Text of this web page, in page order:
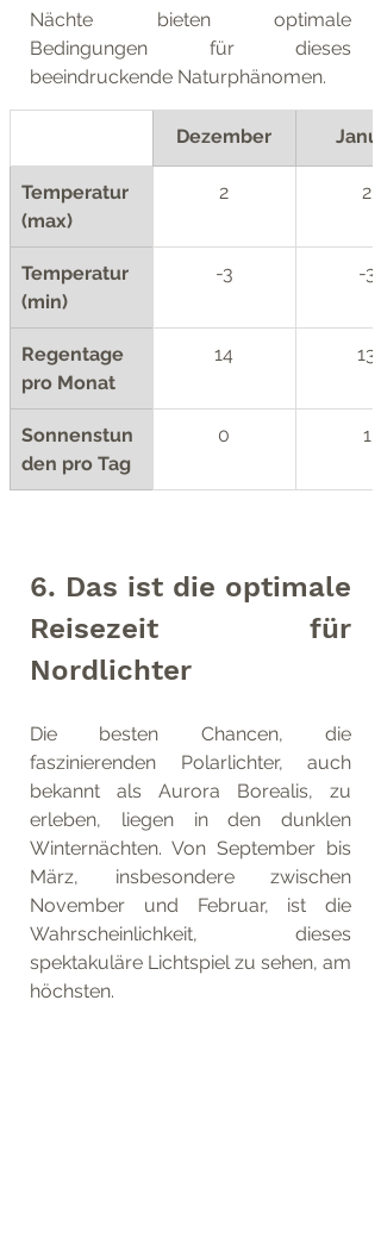
Nächte bieten optimale
Bedingungen für dieses
beeindruckende Naturphänomen.
Dezember
Temperatur
(max)
2 2
Temperatur
(min)
-3 -3
Regentage
pro Monat
14 13
Sonnenstun
den pro Tag
0 1
6. Das ist die optimale
Reisezeit für
Nordlichter
Die besten Chancen, die
faszinierenden Polarlichter, auch
bekannt als Aurora Borealis, zu
erleben, liegen in den dunklen
Winternächten. Von September bis
März, insbesondere zwischen
November und Februar, ist die
Wahrscheinlichkeit, dieses
spektakuläre Lichtspiel zu sehen, am
höchsten.